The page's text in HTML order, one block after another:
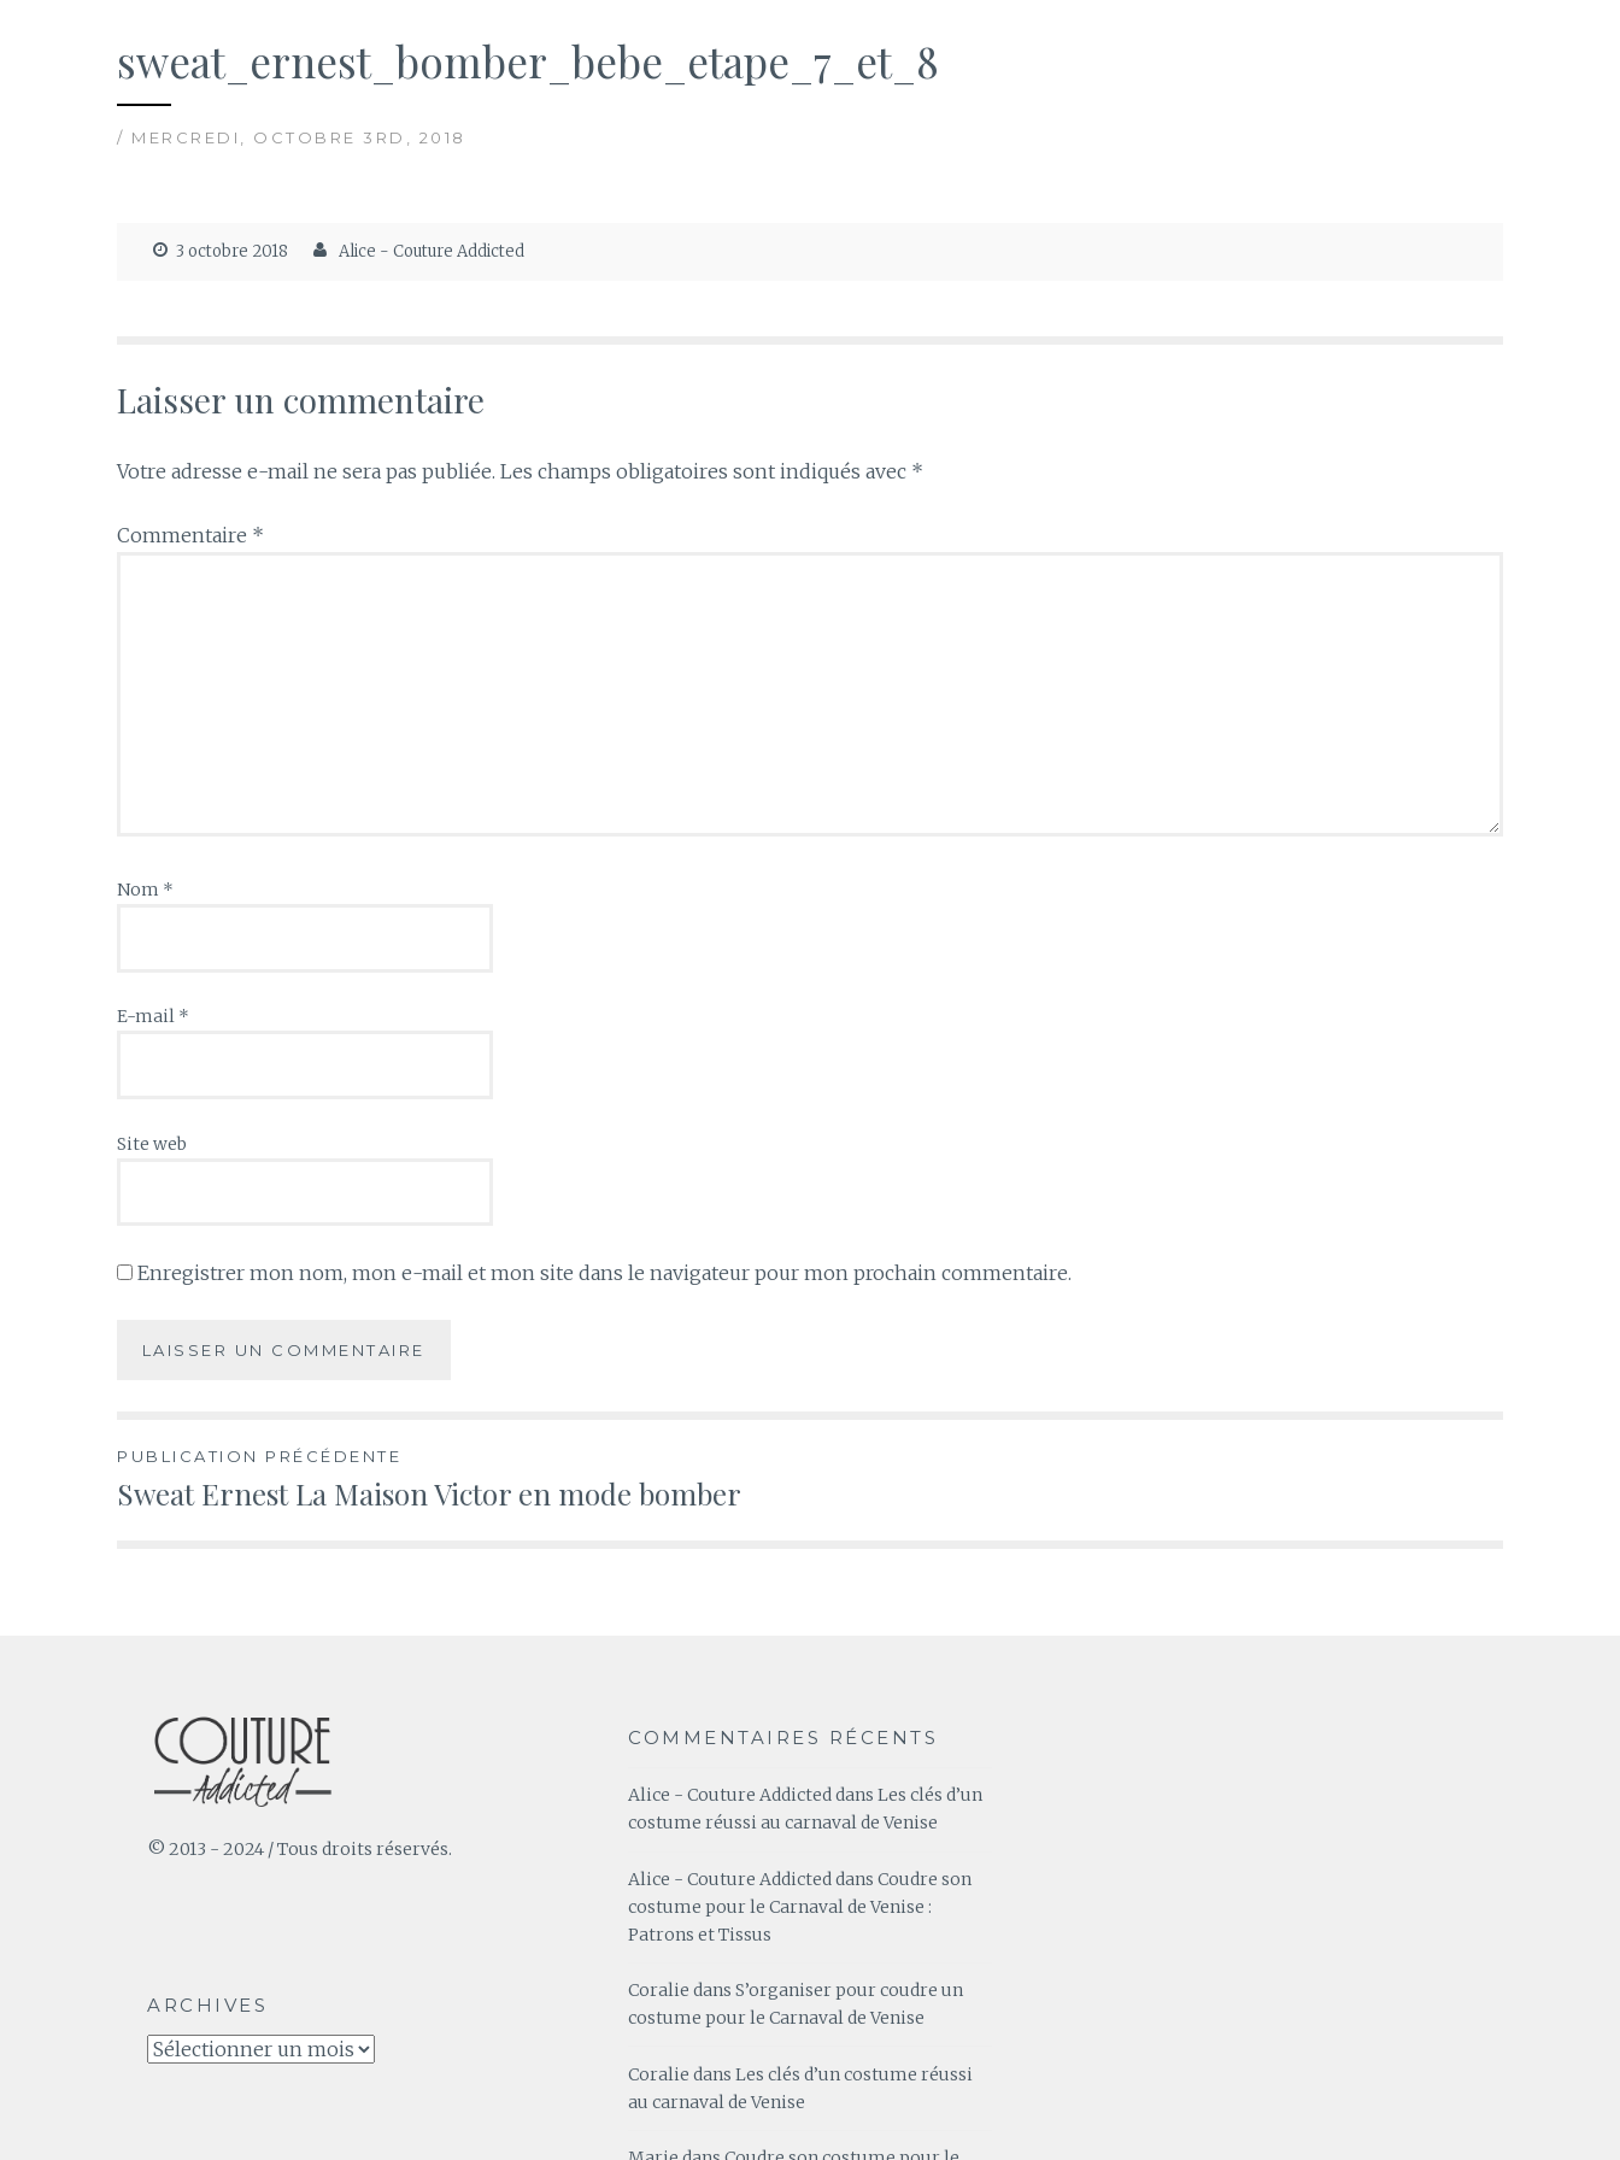
sweat_ernest_bomber_bebe_etape_7_et_8
/ MERCREDI, OCTOBRE 3RD, 2018
3 octobre 2018 Alice - Couture Addicted
Laisser un commentaire
Votre adresse e-mail ne sera pas publiée. Les champs obligatoires sont indiqués avec *
Commentaire *
Nom *
E-mail *
Site web
Enregistrer mon nom, mon e-mail et mon site dans le navigateur pour mon prochain commentaire.
Navigation
PUBLICATION PRÉCÉDENTE
Sweat Ernest La Maison Victor en mode bomber
© 2013 - 2024 / Tous droits réservés.
ARCHIVES
Archives
COMMENTAIRES RÉCENTS
Alice - Couture Addicteddans Les clés d’un
costume réussi au carnaval de Venise
Alice - Couture Addicteddans Coudre son
costume pour le Carnaval de Venise :
Patrons et Tissus
Coralie dans S’organiser pour coudre un
costume pour le Carnaval de Venise
Coralie dans Les clés d’un costume réussi
au carnaval de Venise